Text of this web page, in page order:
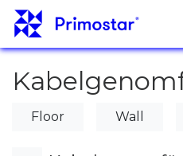
Hoppa till innehåll
Floor Wall